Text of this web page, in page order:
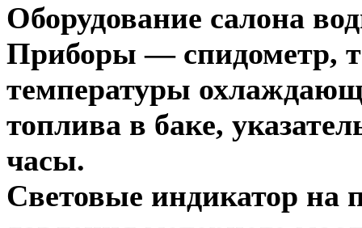
Оборудование салона
Приборы — спидометр,
температуры
топлива в баке,
часы.
Световые индикатор на